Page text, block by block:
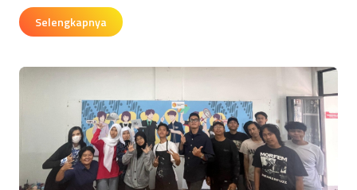
Selengkapnya